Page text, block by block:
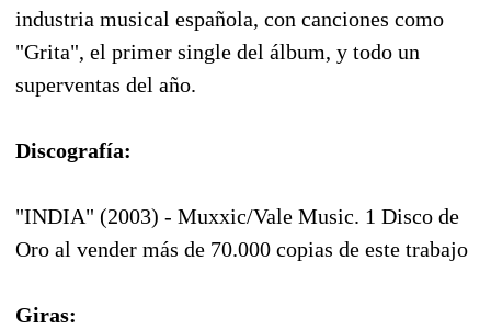
industria musical española, con canciones como
"Grita", el primer single del álbum, y todo un
superventas del año.
Discografía:
"INDIA" (2003) - Muxxic/Vale Music. 1 Disco de
Oro al vender más de 70.000 copias de este trabajo
Giras: